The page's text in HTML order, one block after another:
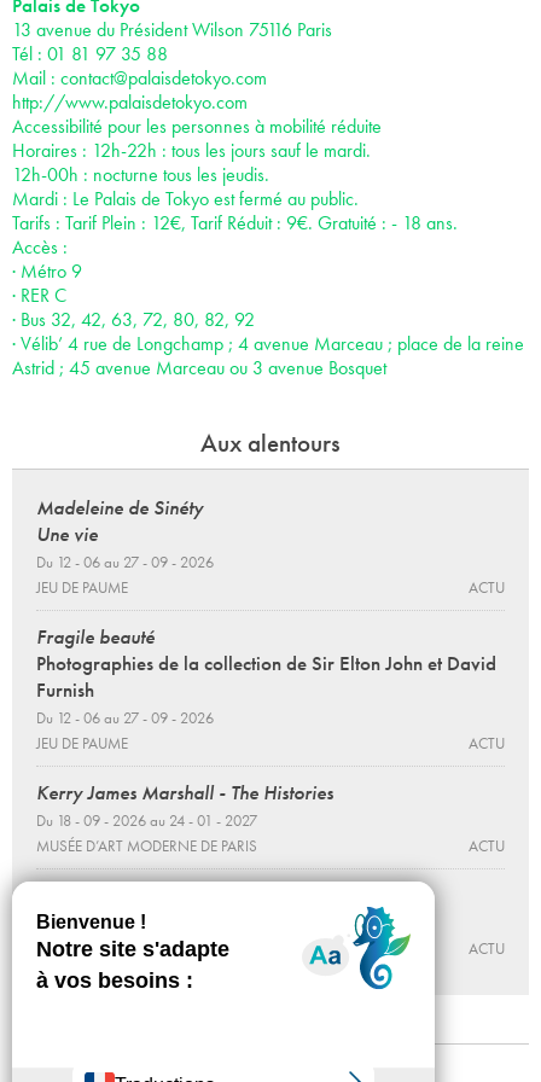
13 avenue du Président Wilson 75116 Paris
Tél : 01 81 97 35 88
Mail : contact@palaisdetokyo.com
http://www.palaisdetokyo.com
Accessibilité pour les personnes à mobilité réduite
Horaires : 12h-22h : tous les jours sauf le mardi.
12h-00h : nocturne tous les jeudis.
Mardi : Le Palais de Tokyo est fermé au public.
Tarifs : Tarif Plein : 12€, Tarif Réduit : 9€. Gratuité : - 18 ans.
Accès :
· Métro 9
· RER C
· Bus 32, 42, 63, 72, 80, 82, 92
· Vélib’ 4 rue de Longchamp ; 4 avenue Marceau ; place de la reine
Astrid ; 45 avenue Marceau ou 3 avenue Bosquet
Aux alentours
Madeleine de Sinéty
Une vie
Du 12 - 06 au 27 - 09 - 2026
JEU DE PAUME
ACTU
Fragile beauté
Photographies de la collection de Sir Elton John et David
Furnish
Du 12 - 06 au 27 - 09 - 2026
JEU DE PAUME
ACTU
Kerry James Marshall - The Histories
Du 18 - 09 - 2026 au 24 - 01 - 2027
MUSÉE D’ART MODERNE DE PARIS
ACTU
Du 18 - 09 - 2026 au 24 - 01 - 2027
MUSÉE D’ART MODERNE DE PARIS
ACTU